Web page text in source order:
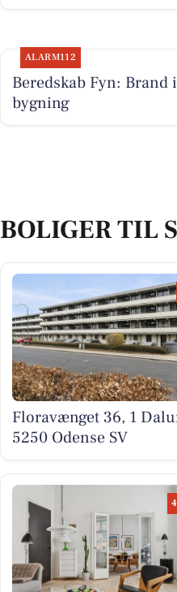
ALARM112
Beredskab Fyn: Brand i
bygning
BOLIGER TIL
Floravænget 36, 1
5250 Odense SV